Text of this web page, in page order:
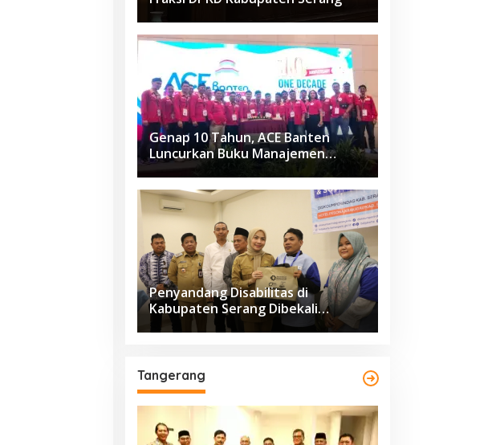
Genap 10 Tahun, ACE Banten
Luncurkan Buku Manajemen
Fasilitas
Penyandang Disabilitas di
Kabupaten Serang Dibekali
Pelatihan Pengolahan Hasil
Tangerang